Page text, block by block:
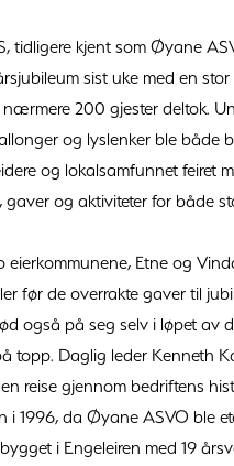
tidligere kjent som Øyane
sist uke med en stor
200 gjester deltok.
og lyslenker ble både
og lokalsamfunnet feiret
gaver og aktiviteter for både
eierkommunene, Etne og
før de overrakte gaver til
også på seg selv i løpet av
topp. Daglig leder Kenneth
reise gjennom bedriftens
i 1996, da Øyane ASVO ble
i Engeleiren med 19